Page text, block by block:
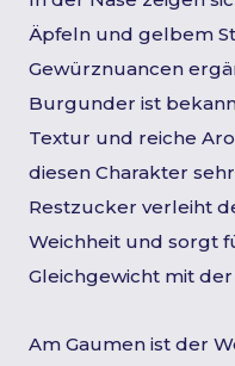
Äpfeln und gelbem
Gewürznuancen
Burgunder ist
Textur und reiche
diesen Charakter
Restzucker verleiht
Weichheit und sorgt
Gleichgewicht mit der
Am Gaumen ist der